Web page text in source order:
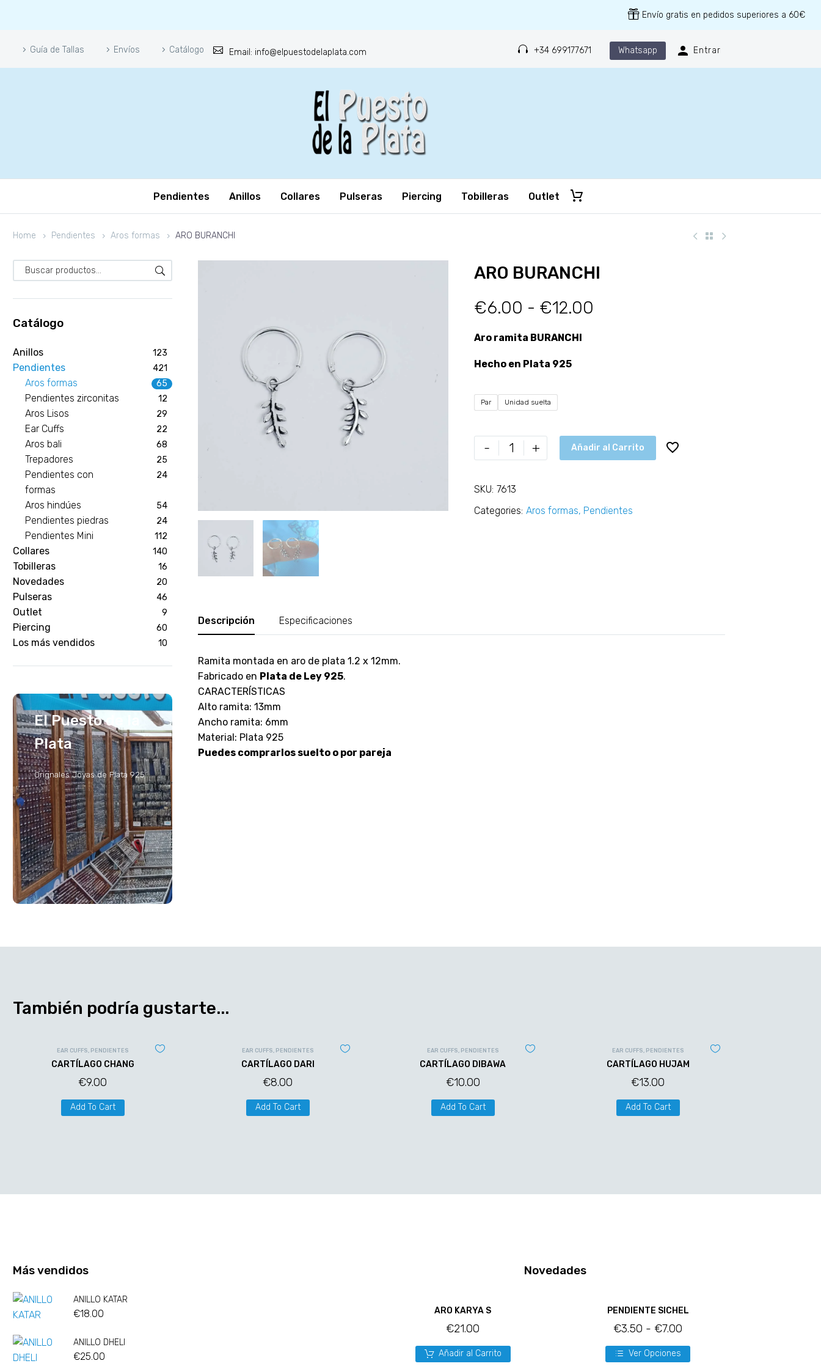
Envío gratis en pedidos superiores a 60€
Guía de Tallas Envíos Catálogo Email: info@elpuestodelaplata.com +34 699177671 Whatsapp Entrar
Pendientes Anillos Collares Pulseras Piercing Tobilleras Outlet
Home Pendientes Aros formas ARO BURANCHI
Catálogo
Anillos 123
Pendientes 421
Aros formas 65
Pendientes zirconitas 12
Aros Lisos 29
Ear Cuffs 22
Aros bali 68
Trepadores 25
Pendientes con
formas
24
Aros hindúes 54
Pendientes piedras 24
Pendientes Mini 112
Collares 140
Tobilleras 16
Novedades 20
Pulseras 46
Outlet 9
Piercing 60
Los más vendidos 10
El Puesto de la
Plata
Orignales Joyas de Plata 925
ARO BURANCHI
€6.00 - €12.00
Aro ramita BURANCHI
Hecho en Plata 925
Par Unidad suelta
- + Añadir al Carrito
SKU: 7613
Categories: Aros formas, Pendientes
Descripción Especificaciones
Ramita montada en aro de plata 1.2 x 12mm.
Fabricado en Plata de Ley 925.
CARACTERÍSTICAS
Alto ramita: 13mm
Ancho ramita: 6mm
Material: Plata 925
Puedes comprarlos suelto o por pareja
También podría gustarte...
EAR CUFFS, PENDIENTES
CARTÍLAGO CHANG
€9.00
Add To Cart
EAR CUFFS, PENDIENTES
CARTÍLAGO DARI
€8.00
Add To Cart
EAR CUFFS, PENDIENTES
CARTÍLAGO DIBAWA
€10.00
Add To Cart
EAR CUFFS, PENDIENTES
CARTÍLAGO HUJAM
€13.00
Add To Cart
Más vendidos
ANILLO KATAR
€18.00
ANILLO DHELI
€25.00
Novedades
ARO KARYA S
€21.00
Añadir al Carrito
PENDIENTE SICHEL
€3.50 - €7.00
Ver Opciones